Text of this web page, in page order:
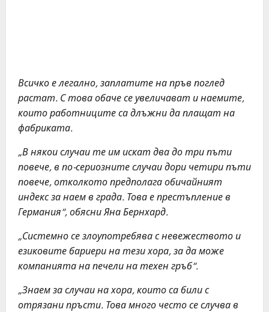
Всичко е легално, заплатите на пръв поглед
растат. С това обаче се увеличават и наемите,
които работниците са длъжни да плащат на
фабриката.
„В някои случаи те им искат два до три пъти
повече, в по-сериозните случаи дори четири пъти
повече, отколкото предполага обичайният
индекс за наем в града. Това е престъпление в
Германия“, обясни Яна Бернхард.
„Системно се злоупотребява с невежеството и
езиковите бариери на тези хора, за да може
компанията на печели на техен гръб“.
„Знаем за случаи на хора, които са били с
отрязани пръсти. Това много често се случва в